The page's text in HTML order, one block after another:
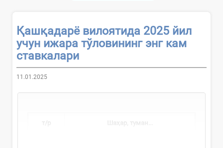
Қашқадарё вилоятида 2025 йил
учун ижара тўловининг энг кам
ставкалари
11.01.2025
т/р Шаҳар, туман...